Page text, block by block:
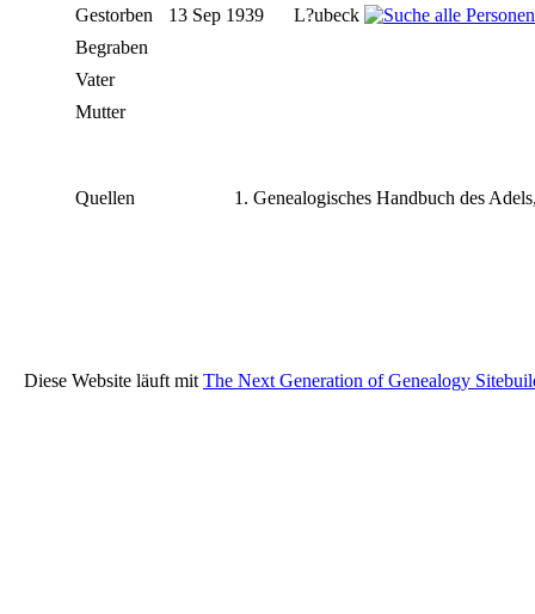
Gestorben
13 Sep 1939
L?ubeck
Begraben
Vater
Mutter
Quellen Genealogisches Handbuch des
Diese Website läuft mit The Next Generation of Genealogy